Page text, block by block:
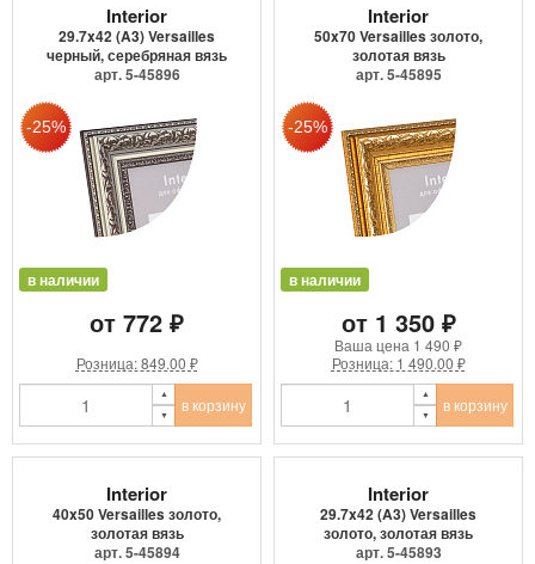
Interior
29.7x42 (A3) Versailles
черный, серебряная вязь
арт. 5-45896
в наличии
от 772 ₽
Розница: 849.00 ₽
в корзину
Interior
50x70 Versailles золото,
золотая вязь
арт. 5-45895
в наличии
от 1 350 ₽
Ваша цена 1 490 ₽
Розница: 1 490.00 ₽
в корзину
Interior
40x50 Versailles золото,
золотая вязь
арт. 5-45894
Interior
29.7x42 (A3) Versailles
золото, золотая вязь
арт. 5-45893